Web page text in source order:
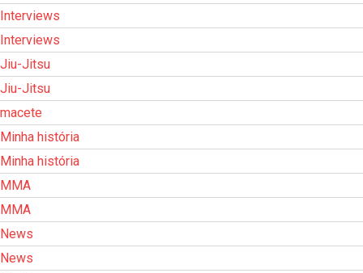
Interviews
Interviews
Jiu-Jitsu
Jiu-Jitsu
macete
Minha história
Minha história
MMA
MMA
News
News